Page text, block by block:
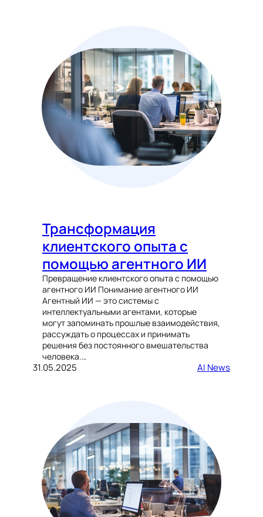
Трансформация
клиентского опыта с
помощью агентного ИИ
Превращение клиентского опыта с помощью
агентного ИИ Понимание агентного ИИ
Агентный ИИ — это системы с
интеллектуальными агентами, которые
могут запоминать прошлые взаимодействия,
рассуждать о процессах и принимать
решения без постоянного вмешательства
человека.…
31.05.2025 AI News